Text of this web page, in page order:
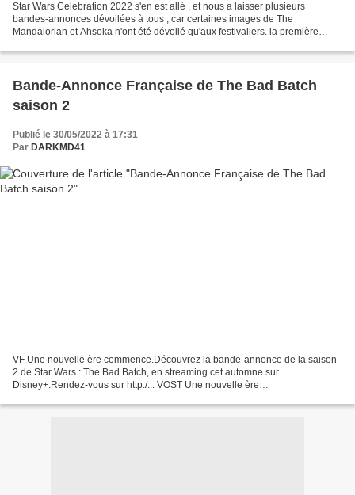
Star Wars Celebration 2022 s'en est allé , et nous a laisser plusieurs
bandes-annonces dévoilées à tous , car certaines images de The
Mandalorian et Ahsoka n'ont été dévoilé qu'aux festivaliers. la première
Bande-Annonce Française de The Bad Batch
saison 2
Publié le 30/05/2022 à 17:31
Par DARKMD41
VF Une nouvelle ère commence.Découvrez la bande-annonce de la saison
2 de Star Wars : The Bad Batch, en streaming cet automne sur
Disney+.Rendez-vous sur http:/... VOST Une nouvelle ère